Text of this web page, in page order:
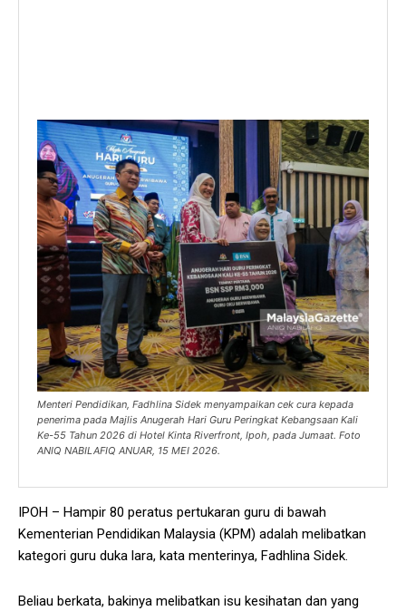
Menteri Pendidikan, Fadhlina Sidek menyampaikan cek cura kepada
penerima pada Majlis Anugerah Hari Guru Peringkat Kebangsaan Kali
Ke-55 Tahun 2026 di Hotel Kinta Riverfront, Ipoh, pada Jumaat. Foto
ANIQ NABILAFIQ ANUAR, 15 MEI 2026.
IPOH – Hampir 80 peratus pertukaran guru di bawah
Kementerian Pendidikan Malaysia (KPM) adalah melibatkan
kategori guru duka lara, kata menterinya, Fadhlina Sidek.
Beliau berkata, bakinya melibatkan isu kesihatan dan yang